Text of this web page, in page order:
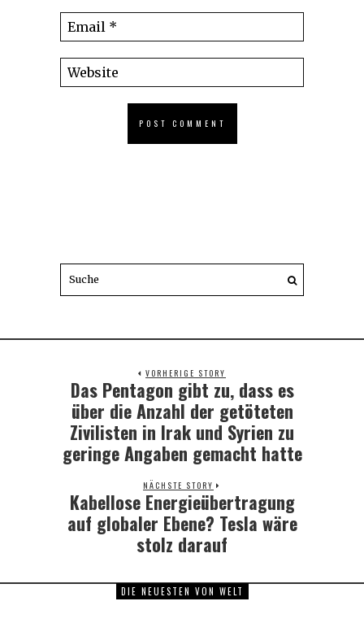
VORHERIGE STORY
Previous
post:
Das Pentagon gibt zu, dass es
über die Anzahl der getöteten
Zivilisten in Irak und Syrien zu
geringe Angaben gemacht hatte
NÄCHSTE STORY
Next
post:
Kabellose Energieübertragung
auf globaler Ebene? Tesla wäre
stolz darauf
DIE NEUESTEN VON WELT